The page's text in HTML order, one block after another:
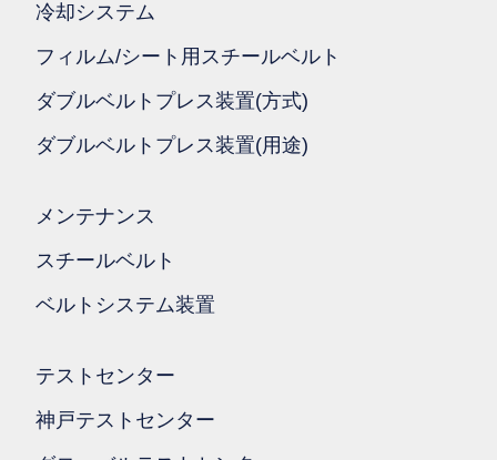
冷却システム
フィルム/シート用スチールベルト
ダブルベルトプレス装置(方式)
ダブルベルトプレス装置(用途)
メンテナンス
スチールベルト
ベルトシステム装置
テストセンター
神戸テストセンター